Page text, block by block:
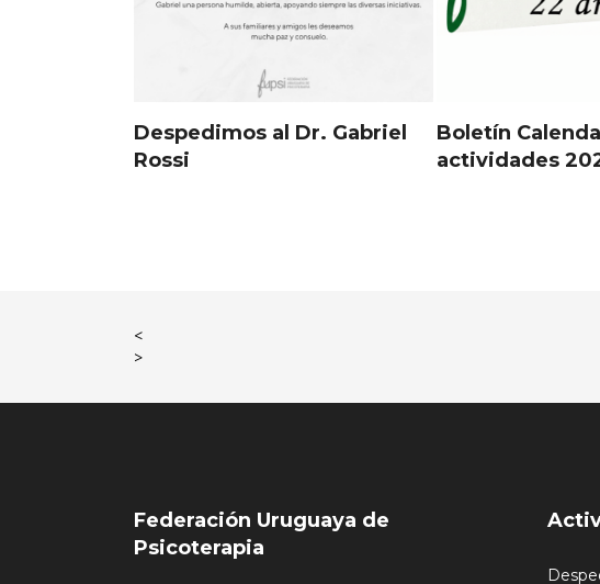
Despedimos al Dr. Gabriel
Rossi
Boletín
actividades
<
>
Federación Uruguaya de
Psicoterapia